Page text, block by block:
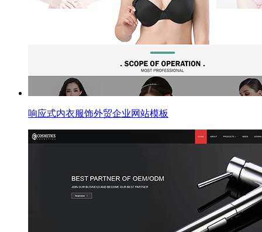
响应式内衣服饰外贸企业网站模板